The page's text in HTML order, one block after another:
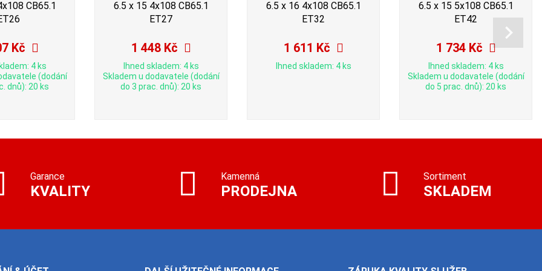
CB65.1
Kč
4 ks
(dodání
dnů): 20 ks
6.5 x 15 4x108 CB65.1
ET27
1 448 Kč
Ihned skladem: 4 ks
Skladem u dodavatele (dodání
do 3 prac. dnů): 20 ks
6.5 x 16 4x108 CB65.1
ET32
1 611 Kč
Ihned skladem: 4 ks
6.5 x 15 5x108 CB65.1
ET42
1 734 Kč
Ihned skladem: 4 ks
Skladem u dodavatele (dodání
do 5 prac. dnů): 20 ks
Garance
KVALITY
Kamenná
PRODEJNA
Sortiment
SKLADEM